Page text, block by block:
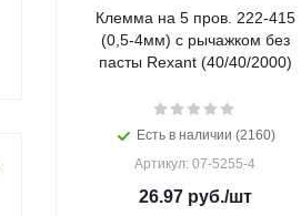
Клемма на 5 пров. 222-415
(0,5-4мм) с рычажком без
пасты Rexant (40/40/2000)
Есть в наличии (2160)
Артикул: 07-5255-4
26.97руб./шт